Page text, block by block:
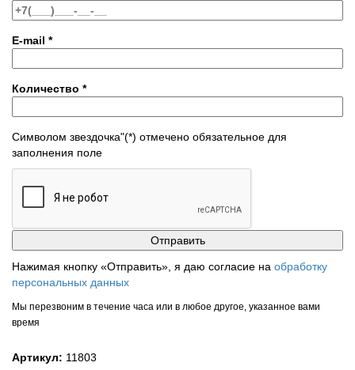
E-mail *
Количество *
Символом звездочка"(*) отмечено обязательное для
заполнения поле
Нажимая кнопку «Отправить», я даю согласие на обработку
персональных данных
Мы перезвоним в течение часа или в любое другое, указанное вами
время
Артикул: 11803